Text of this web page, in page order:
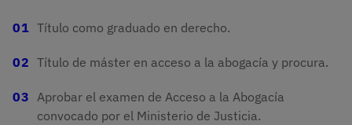
Título como graduado en derecho.
Título de máster en acceso a la abogacía y procura.
Aprobar el examen de Acceso a la Abogacía
convocado por el Ministerio de Justicia.